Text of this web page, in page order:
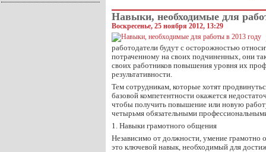
Навыки, необходимые для
Воскресенье, 25 ноября 2012, 13:29
работодатели будут с осторожностью
потраченному на своих подчиненных, они
своих работников повышения уровня их
результативности.
Тем сотрудникам, которые хотят
базовой компетентности окажется
чтобы получить повышение или новую
четырьмя обязательными
1. Навыки грамотного общения
Независимо от должности, умение
это ключевой навык, необходимый для